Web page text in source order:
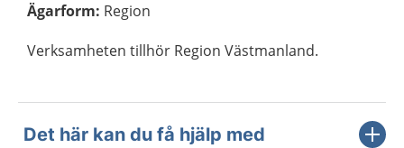
Ägarform: Region
Verksamheten tillhör Region Västmanland.
Det här kan du få hjälp med